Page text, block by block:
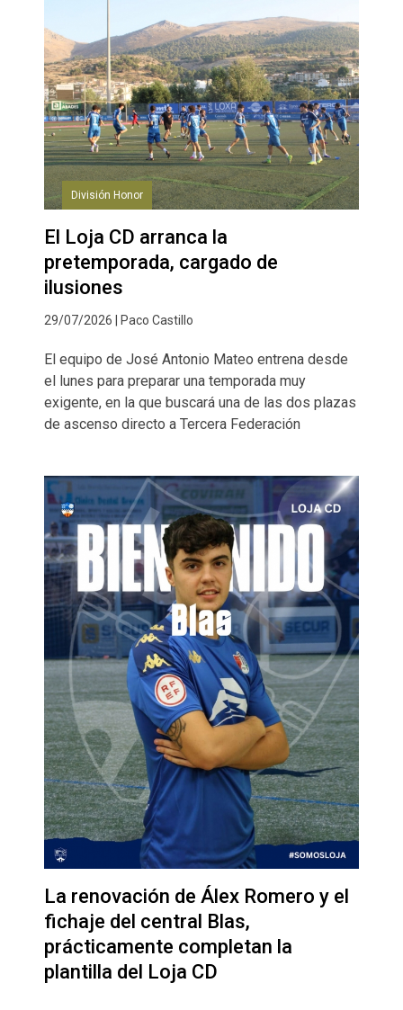
División Honor
El Loja CD arranca la
pretemporada, cargado de
ilusiones
29/07/2026 | Paco Castillo
El equipo de José Antonio Mateo entrena desde
el lunes para preparar una temporada muy
exigente, en la que buscará una de las dos plazas
de ascenso directo a Tercera Federación
La renovación de Álex Romero y el
fichaje del central Blas,
prácticamente completan la
plantilla del Loja CD